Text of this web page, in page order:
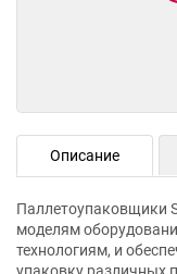
Описание
Паллетоупаковщики
моделям
технологиям, и
упаковку различных